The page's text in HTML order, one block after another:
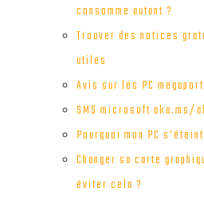
consomme autant ?
Trouver des notices
utiles
Avis sur les PC
SMS microsoft aka.ms/
Pourquoi mon PC
Changer sa carte
éviter cela ?